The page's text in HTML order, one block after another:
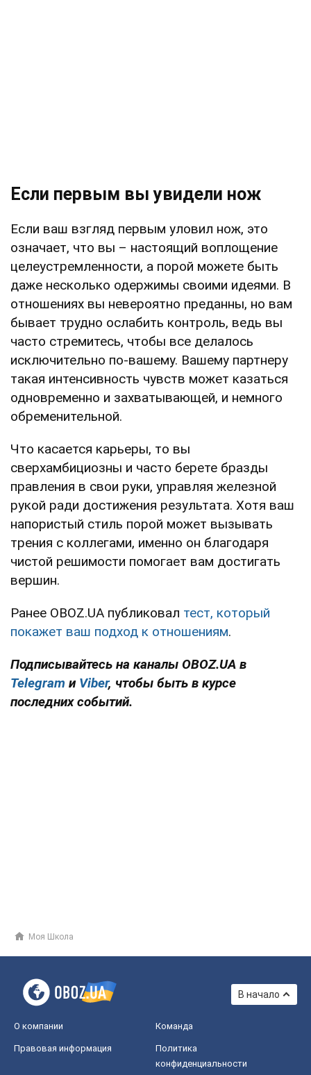
Если первым вы увидели нож
Если ваш взгляд первым уловил нож, это
означает, что вы – настоящий воплощение
целеустремленности, а порой можете быть
даже несколько одержимы своими идеями. В
отношениях вы невероятно преданны, но вам
бывает трудно ослабить контроль, ведь вы
часто стремитесь, чтобы все делалось
исключительно по-вашему. Вашему партнеру
такая интенсивность чувств может казаться
одновременно и захватывающей, и немного
обременительной.
Что касается карьеры, то вы
сверхамбициозны и часто берете бразды
правления в свои руки, управляя железной
рукой ради достижения результата. Хотя ваш
напористый стиль порой может вызывать
трения с коллегами, именно он благодаря
чистой решимости помогает вам достигать
вершин.
Ранее OBOZ.UA публиковал тест, который
покажет ваш подход к отношениям.
Подписывайтесь на каналы OBOZ.UA в
Telegram и Viber, чтобы быть в курсе
последних событий.
Моя Школа
В начало
О компании Команда
Правовая информация
Политика
конфиденциальности